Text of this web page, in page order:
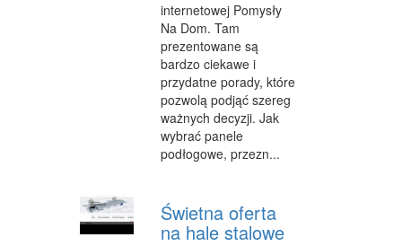
internetowej Pomysły
Na Dom. Tam
prezentowane są
bardzo ciekawe i
przydatne porady, które
pozwolą podjąć szereg
ważnych decyzji. Jak
wybrać panele
podłogowe, przezn...
Świetna oferta
na hale stalowe